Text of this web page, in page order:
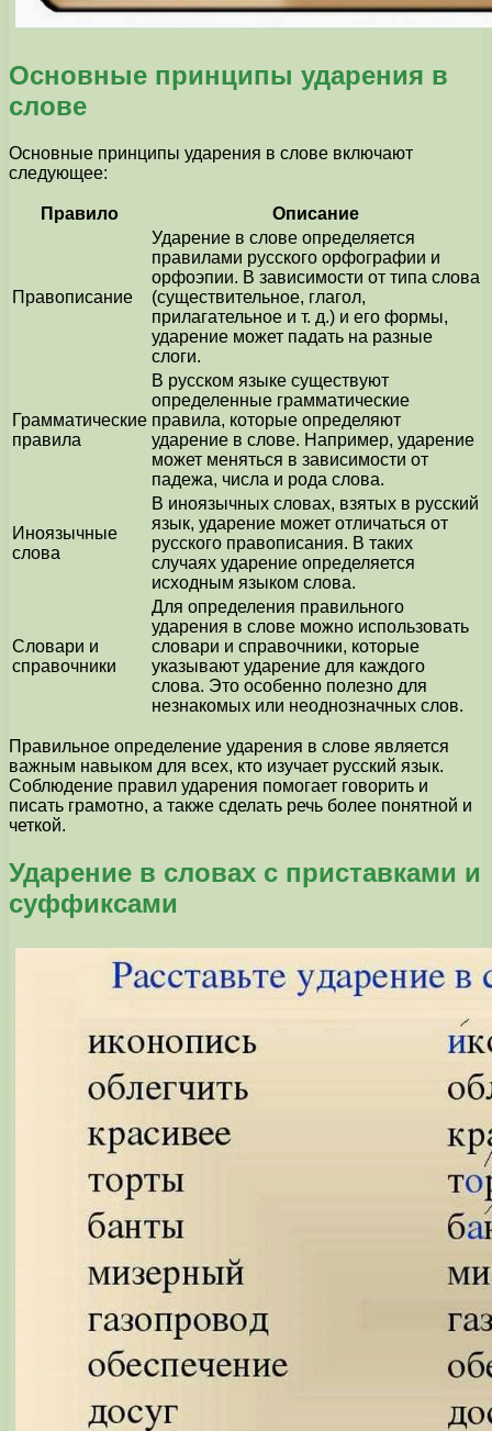
Основные принципы ударения в
слове
Основные принципы ударения в слове включают
следующее:
Правило Описание
Правописание
Ударение в слове определяется
правилами русского орфографии и
орфоэпии. В зависимости от типа слова
(существительное, глагол,
прилагательное и т. д.) и его формы,
ударение может падать на разные
слоги.
Грамматические
правила
В русском языке существуют
определенные грамматические
правила, которые определяют
ударение в слове. Например, ударение
может меняться в зависимости от
падежа, числа и рода слова.
Иноязычные
слова
В иноязычных словах, взятых в русский
язык, ударение может отличаться от
русского правописания. В таких
случаях ударение определяется
исходным языком слова.
Словари и
справочники
Для определения правильного
ударения в слове можно использовать
словари и справочники, которые
указывают ударение для каждого
слова. Это особенно полезно для
незнакомых или неоднозначных слов.
Правильное определение ударения в слове является
важным навыком для всех, кто изучает русский язык.
Соблюдение правил ударения помогает говорить и
писать грамотно, а также сделать речь более понятной и
четкой.
Ударение в словах с приставками и
суффиксами